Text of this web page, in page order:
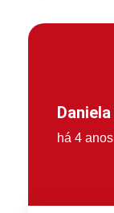
há 4 anos